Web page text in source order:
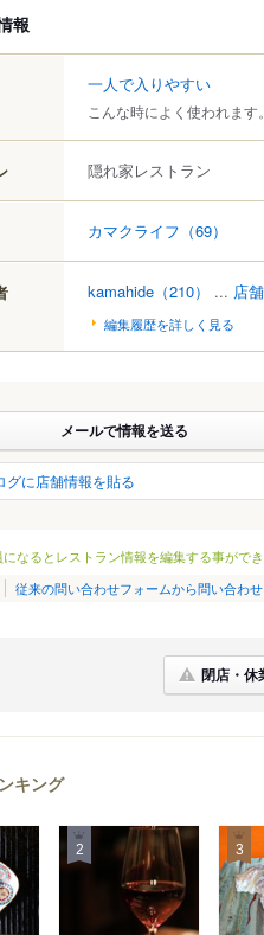
報
一人で入りやすい
こんな時によく使われます。
隠れ家レストラン
カマクライフ （69）
kamahide （210） ... 店
編集履歴を詳しく見る
メールで情報を送る
グに店舗情報を貼る
なるとレストラン情報を編集する事がで
従来の問い合わせフォームから問い合わ
閉店・休
キング
2 3